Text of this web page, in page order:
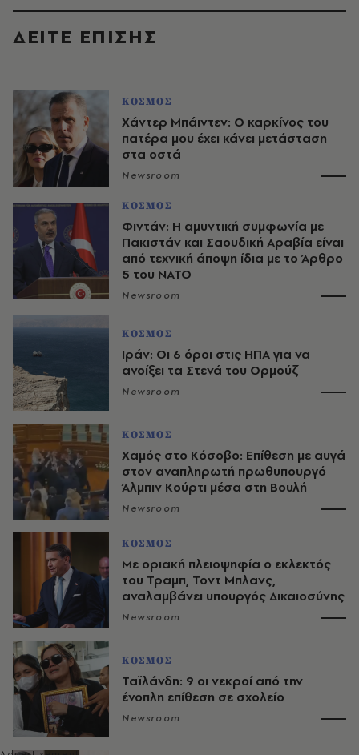
ΔΕΙΤΕ ΕΠΙΣΗΣ
ΚΟΣΜΟΣ
Χάντερ Μπάιντεν: Ο καρκίνος του
πατέρα μου έχει κάνει μετάσταση
στα οστά
Newsroom
ΚΟΣΜΟΣ
Φιντάν: Η αμυντική συμφωνία με
Πακιστάν και Σαουδική Αραβία είναι
από τεχνική άποψη ίδια με τo Άρθρο
5 του ΝΑΤΟ
Newsroom
ΚΟΣΜΟΣ
Ιράν: Οι 6 όροι στις ΗΠΑ για να
ανοίξει τα Στενά του Ορμούζ
Newsroom
ΚΟΣΜΟΣ
Χαμός στο Κόσοβο: Επίθεση με αυγά
στον αναπληρωτή πρωθυπουργό
Άλμπιν Κούρτι μέσα στη Βουλή
Newsroom
ΚΟΣΜΟΣ
Με οριακή πλειοψηφία ο εκλεκτός
του Τραμπ, Τοντ Μπλανς,
αναλαμβάνει υπουργός Δικαιοσύνης
Newsroom
ΚΟΣΜΟΣ
Ταϊλάνδη: 9 οι νεκροί από την
ένοπλη επίθεση σε σχολείο
Newsroom